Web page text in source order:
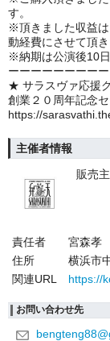
す。
※頂きました収益
動経費にさせて頂き
※納期は公演後10
ーーーーーーーー
★ サラスヴァ応援
創業２０周年記念
https://
主催者情報
販売主
責任者
宮森孝
住所
横浜市
関連URL
https://
お問い合わせ先